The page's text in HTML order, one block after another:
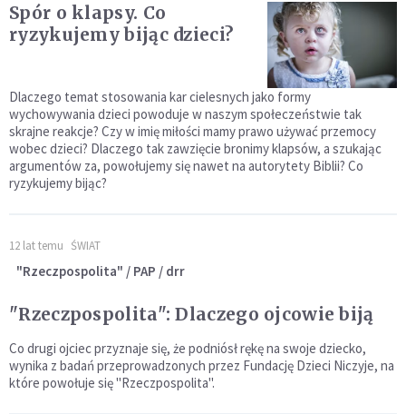
Spór o klapsy. Co
ryzykujemy bijąc dzieci?
Dlaczego temat stosowania kar cielesnych jako formy
wychowywania dzieci powoduje w naszym społeczeństwie tak
skrajne reakcje? Czy w imię miłości mamy prawo używać przemocy
wobec dzieci? Dlaczego tak zawzięcie bronimy klapsów, a szukając
argumentów za, powołujemy się nawet na autorytety Biblii? Co
ryzykujemy bijąc?
12 lat temu ŚWIAT
"Rzeczpospolita" / PAP / drr
"Rzeczpospolita": Dlaczego ojcowie biją
Co drugi ojciec przyznaje się, że podniósł rękę na swoje dziecko,
wynika z badań przeprowadzonych przez Fundację Dzieci Niczyje, na
które powołuje się "Rzeczpospolita".